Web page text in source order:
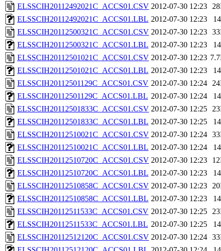
ELSSCIH20112492021C_ACCS01.CSV 2012-07-30 12:23
ELSSCIH20112492021C_ACCS01.LBL 2012-07-30 12:23
ELSSCIH20112500321C_ACCS01.CSV 2012-07-30 12:23
ELSSCIH20112500321C_ACCS01.LBL 2012-07-30 12:23
ELSSCIH20112501021C_ACCS01.CSV 2012-07-30 12:23
ELSSCIH20112501021C_ACCS01.LBL 2012-07-30 12:23
ELSSCIH20112501129C_ACCS01.CSV 2012-07-30 12:24
ELSSCIH20112501129C_ACCS01.LBL 2012-07-30 12:24
ELSSCIH20112501833C_ACCS01.CSV 2012-07-30 12:25
ELSSCIH20112501833C_ACCS01.LBL 2012-07-30 12:25
ELSSCIH20112510021C_ACCS01.CSV 2012-07-30 12:24
ELSSCIH20112510021C_ACCS01.LBL 2012-07-30 12:24
ELSSCIH20112510720C_ACCS01.CSV 2012-07-30 12:23
ELSSCIH20112510720C_ACCS01.LBL 2012-07-30 12:23
ELSSCIH20112510858C_ACCS01.CSV 2012-07-30 12:23
ELSSCIH20112510858C_ACCS01.LBL 2012-07-30 12:23
ELSSCIH20112511533C_ACCS01.CSV 2012-07-30 12:25
ELSSCIH20112511533C_ACCS01.LBL 2012-07-30 12:25
ELSSCIH20112512120C_ACCS01.CSV 2012-07-30 12:24